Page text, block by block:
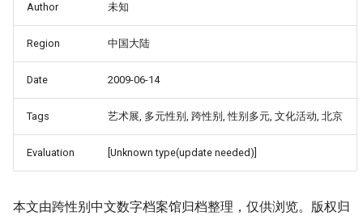
Author 未知
Region 中国大陆
Date 2009-06-14
Tags 艺术展, 多元性别, 跨性别, 性别多元, 文化活动, 北京
Evaluation [Unknown type(update needed)]
本文由跨性别中文数字档案馆归档整理，仅供浏览。版权归